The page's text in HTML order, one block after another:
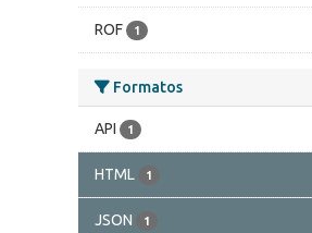
ROF 1
Formatos
API 1
HTML 1
JSON 1